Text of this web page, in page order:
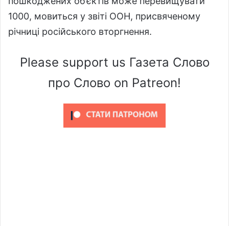
1000, мовиться у звіті ООН, присвяченому
річниці російського вторгнення.
Please support us Газета Слово
про Слово on Patreon!